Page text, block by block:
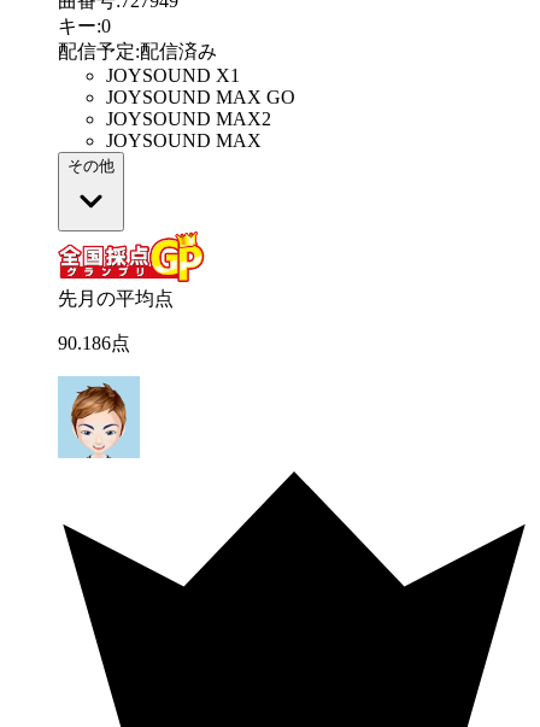
キー:0
配信予定:配信済み
JOYSOUND X1
JOYSOUND MAX GO
JOYSOUND MAX2
JOYSOUND MAX
その他
先月の平均点
90.186点